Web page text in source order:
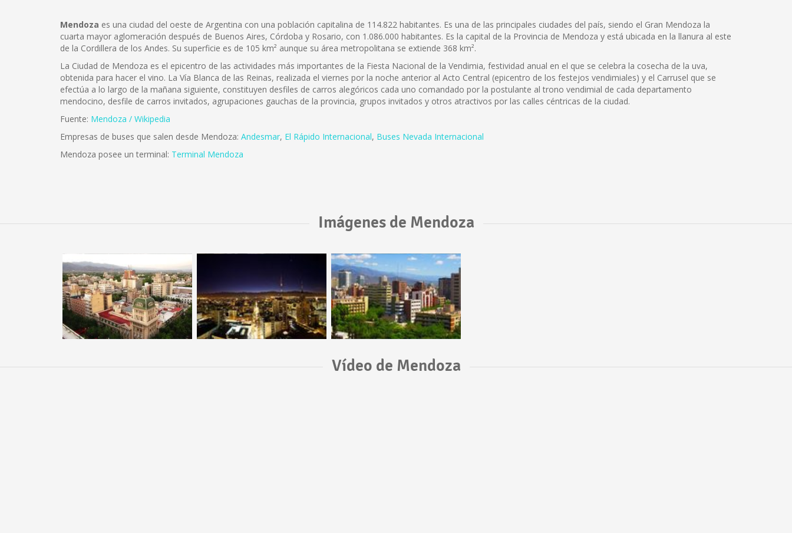
Mendoza es una ciudad del oeste de Argentina con una población capitalina de 114.822 habitantes. Es una de las principales ciudades del país, siendo el Gran Mendoza la
cuarta mayor aglomeración después de Buenos Aires, Córdoba y Rosario, con 1.086.000 habitantes. Es la capital de la Provincia de Mendoza y está ubicada en la llanura al este
de la Cordillera de los Andes. Su superficie es de 105 km² aunque su área metropolitana se extiende 368 km².
La Ciudad de Mendoza es el epicentro de las actividades más importantes de la Fiesta Nacional de la Vendimia, festividad anual en el que se celebra la cosecha de la uva,
obtenida para hacer el vino. La Vía Blanca de las Reinas, realizada el viernes por la noche anterior al Acto Central (epicentro de los festejos vendimiales) y el Carrusel que se
efectúa a lo largo de la mañana siguiente, constituyen desfiles de carros alegóricos cada uno comandado por la postulante al trono vendimial de cada departamento
mendocino, desfile de carros invitados, agrupaciones gauchas de la provincia, grupos invitados y otros atractivos por las calles céntricas de la ciudad.
Fuente: Mendoza / Wikipedia
Empresas de buses que salen desde Mendoza: Andesmar, El Rápido Internacional, Buses Nevada Internacional
Mendoza posee un terminal: Terminal Mendoza
Imágenes de Mendoza
Vídeo de Mendoza